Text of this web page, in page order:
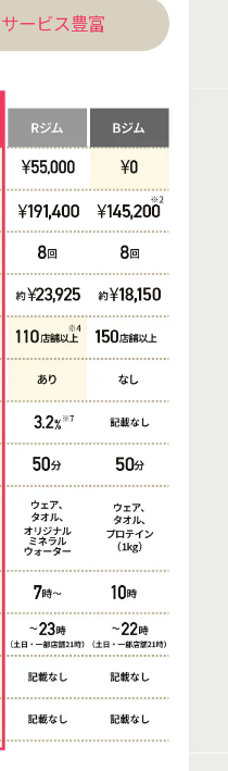
サービス豊富